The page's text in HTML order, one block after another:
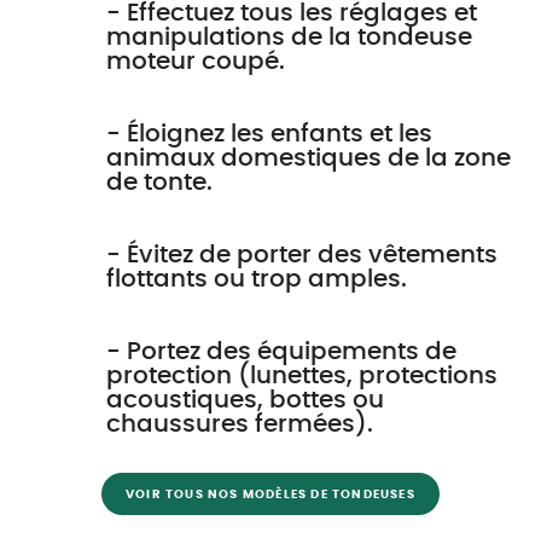
- Effectuez tous les réglages et
manipulations de la tondeuse
moteur coupé.
- Éloignez les enfants et les
animaux domestiques de la zone
de tonte.
- Évitez de porter des vêtements
flottants ou trop amples.
- Portez des équipements de
protection (lunettes, protections
acoustiques, bottes ou
chaussures fermées).
VOIR TOUS NOS MODÈLES DE TONDEUSES